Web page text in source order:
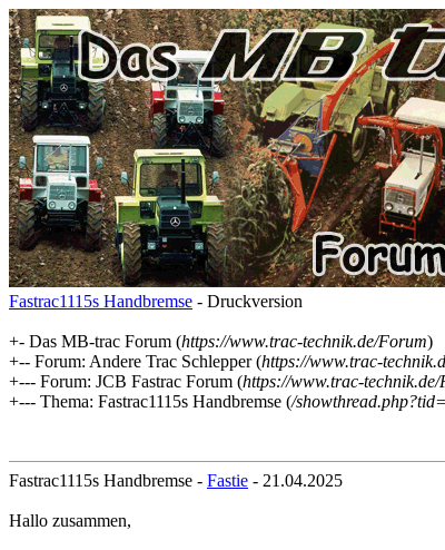
Fastrac1115s Handbremse - Druckversion
+- Das MB-trac Forum (https://www.trac-technik.de/Forum)
+-- Forum: Andere Trac Schlepper (https://www.trac-
+--- Forum: JCB Fastrac Forum (https://www.trac-
+--- Thema: Fastrac1115s Handbremse (/
Fastrac1115s Handbremse - Fastie - 21.04.2025
Hallo zusammen,